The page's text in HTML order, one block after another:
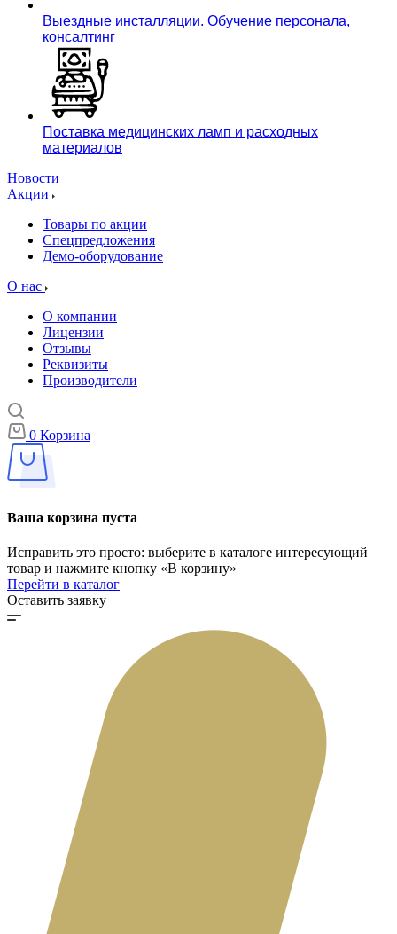
Выездные инсталляции. Обучение персонала,
консалтинг
Поставка медицинских ламп и расходных
материалов
Новости
Акции
Товары по акции
Спецпредложения
Демо-оборудование
О нас
О компании
Лицензии
Отзывы
Реквизиты
Производители
0 Корзина
Ваша корзина пуста
Исправить это просто: выберите в каталоге интересующий
товар и нажмите кнопку «В корзину»
Перейти в каталог
Оставить заявку